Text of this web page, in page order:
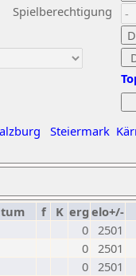
Spielberechtigung
Steiermark
f K erg elo+/-
0 2501
0 2501
0 2501